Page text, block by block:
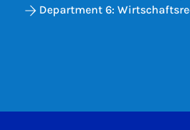
Department 6: